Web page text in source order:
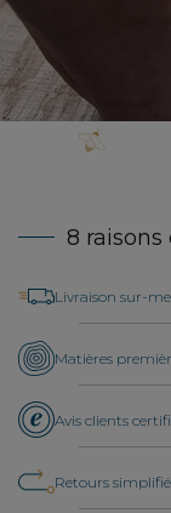
8
Livraison sur-
Matières
Avis clients
Retours